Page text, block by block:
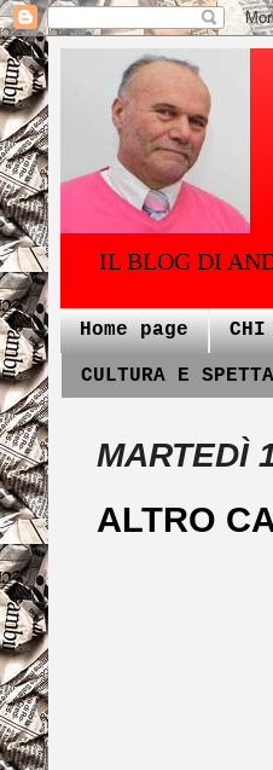
IL BLOG DI
Home page CHI
CULTURA E
MARTEDÌ
ALTRO